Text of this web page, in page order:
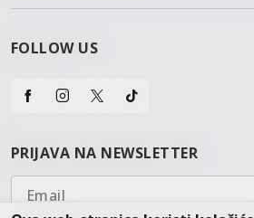
FOLLOW US
PRIJAVA NA NEWSLETTER
Email